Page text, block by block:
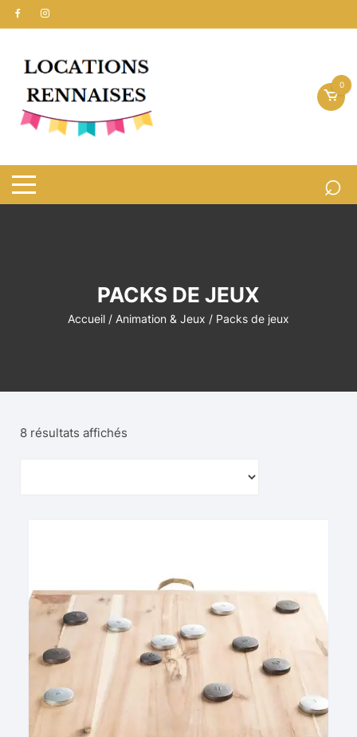
Aller
au
0
PACKS DE JEUX
Accueil / Animation & Jeux / Packs de jeux
8 résultats affichés